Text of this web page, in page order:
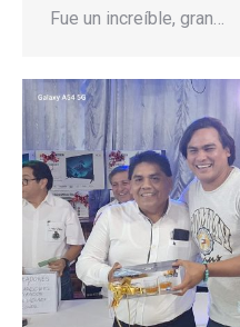
Fue un increíble, gran…